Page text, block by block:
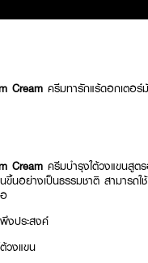
Cream ครีมทารักแร้ดอกเตอร์
Cream ครีมบำรุงใต้วงแขนสูต
ขึ้นอย่างเป็นธรรมชาติ สามารถ
งประสงค์
วงแขน